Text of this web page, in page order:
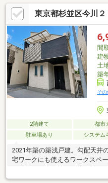
つもりで▼【住む人の目線】に
▼納得が一番▼【説明】【頼もし
みません。▼とにかく楽しく▼
重なお時間を無駄にはしません。
東京都杉並区今川
間
建
土
築
そ
2階建て 都市
駐車場あり
システム
2021年築の築浅戸建。勾配天井
宅ワークにも使えるワークスペ
の喧騒から少し離れた落ち着い
ンビニなど生活施設は徒歩5分